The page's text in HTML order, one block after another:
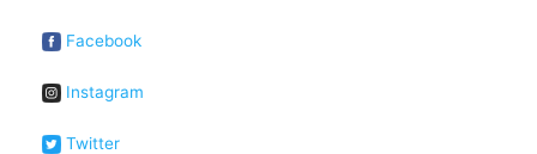
Facebook
Instagram
Twitter